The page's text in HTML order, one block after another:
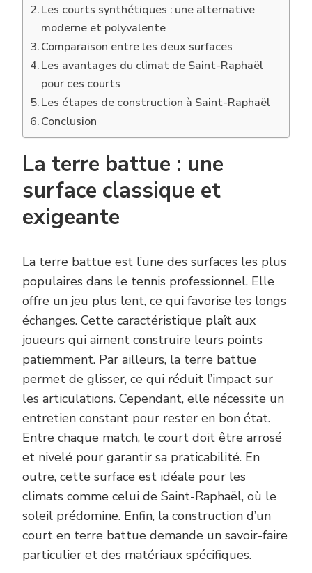
Les courts synthétiques : une alternative
moderne et polyvalente
Comparaison entre les deux surfaces
Les avantages du climat de Saint-Raphaël
pour ces courts
Les étapes de construction à Saint-Raphaël
Conclusion
La terre battue : une
surface classique et
exigeante
La terre battue est l’une des surfaces les plus
populaires dans le tennis professionnel. Elle
offre un jeu plus lent, ce qui favorise les longs
échanges. Cette caractéristique plaît aux
joueurs qui aiment construire leurs points
patiemment. Par ailleurs, la terre battue
permet de glisser, ce qui réduit l’impact sur
les articulations. Cependant, elle nécessite un
entretien constant pour rester en bon état.
Entre chaque match, le court doit être arrosé
et nivelé pour garantir sa praticabilité. En
outre, cette surface est idéale pour les
climats comme celui de Saint-Raphaël, où le
soleil prédomine. Enfin, la construction d’un
court en terre battue demande un savoir-faire
particulier et des matériaux spécifiques.